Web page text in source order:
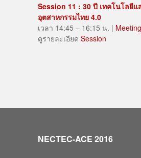
Session 11 : 30 ปี เทคโนโลยีแ
อุตสาหกรรมไทย 4.0
เวลา 14:45 – 16:15 น. |
ดูรายละเอียด Session
NECTEC-ACE 2016